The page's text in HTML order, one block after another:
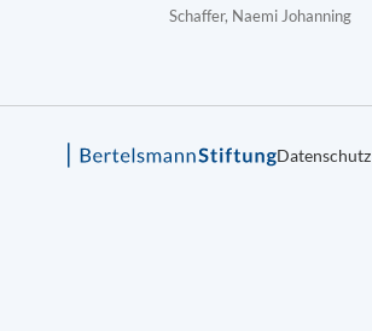
Schaffer, Naemi Johanning
Datenschutz